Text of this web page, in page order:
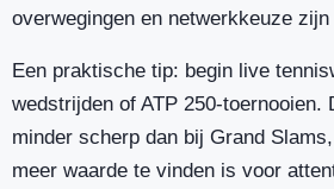
overwegingen en netwerkkeuze
Een praktische tip: begin live
wedstrijden of ATP 250-toernooien.
minder scherp dan bij Grand
meer waarde te vinden is voor